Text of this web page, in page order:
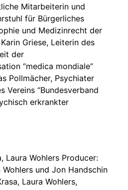
Mitarbeiterin und
für Bürgerliches
und Medizinrecht der
Griese, Leiterin des
der
“medica mondiale”
Pollmächer, Psychiater
Vereins “Bundesverband
erkrankter
Laura Wohlers Producer:
Wohlers und Jon Handschin
Laura Wohlers,